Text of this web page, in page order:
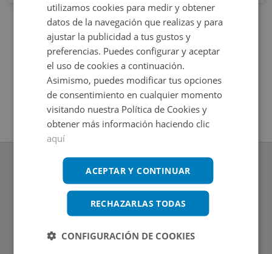
www.altamirainmuebles.com
Edificio Skylight
Tel.: 914 842 874
utilizamos cookies para medir y obtener
datos de la navegación que realizas y para
ajustar la publicidad a tus gustos y
preferencias. Puedes configurar y aceptar
el uso de cookies a continuación.
Asimismo, puedes modificar tus opciones
de consentimiento en cualquier momento
visitando nuestra Política de Cookies y
obtener más información haciendo clic
aquí
ACEPTAR Y CONTINUAR
RECHAZARLAS TODAS
CONFIGURACIÓN DE COOKIES